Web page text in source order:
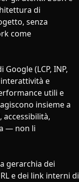
di
senza
come
(LCP, INP,
interattività e
utili e
insieme a
— non li
gerarchia dei
e dei link interni di